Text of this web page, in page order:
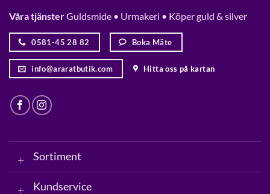
Våra tjänsterGuldsmide • Urmakeri • Köper guld & silver
0581-45 28 82 Boka Mäte
info@araratbutik.com Hitta oss på kartan
Sortiment
Kundservice